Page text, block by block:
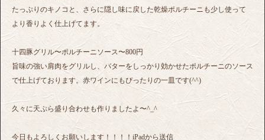
たっぷりのキノコと、さらに隠し味に戻した乾燥ポルチーニも少し使って
より香りよく仕上げてます。
十四豚グリル〜ポルチーニソース〜800円
旨味の強い肩肉をグリルし、バターをしっかり効かせたポルチーニのソース
で仕上げております。赤ワインにもぴったりの一皿です(^^)
久々に天ぷら盛り合わせも作りましたよ〜^_^
今日もよろしくお願いします！！！！iPadから送信